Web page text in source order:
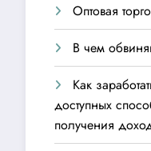
Оптовая
В чем
Как
доступных
получения